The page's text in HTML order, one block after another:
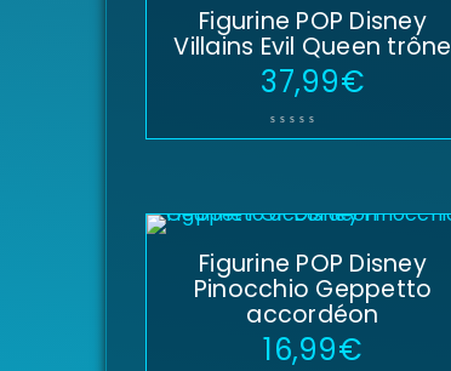
Figurine POP Disney
Villains Evil Queen trône
37,99€
Figurine POP Disney
Pinocchio Geppetto
accordéon
16,99€